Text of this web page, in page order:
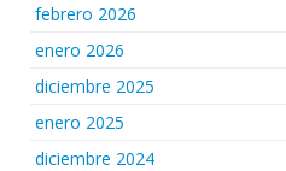
febrero 2026
enero 2026
diciembre 2025
enero 2025
diciembre 2024